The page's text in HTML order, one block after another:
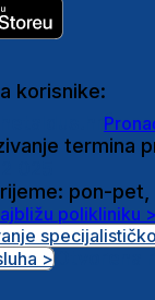
korisnike:
termina
pon-pet,
polikliniku
>